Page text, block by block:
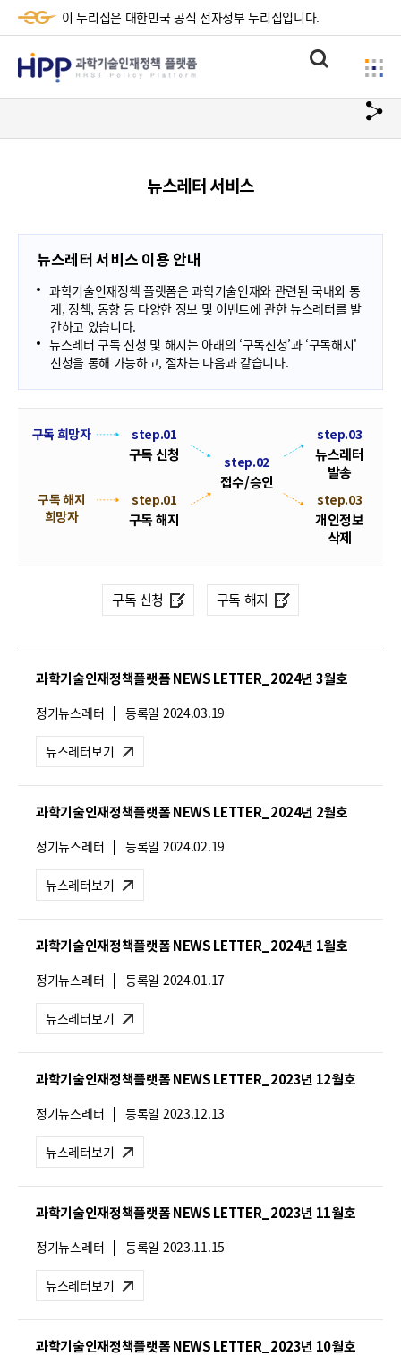
이 누리집은 대한민국 공식 전자정부 누리집입니다.
HPP
과
정
플
폼
HRST
Platform
통
합
색
사
이
메
url
복
뉴스레터 서비스
뉴스레터 서비스 이용 안내
과학기술인재정책 플랫폼은 과학기술인재와 관련된 국내외 통
계, 정책, 동향 등 다양한 정보 및 이벤트에 관한 뉴스레터를 발
간하고 있습니다.
뉴스레터 구독 신청 및 해지는 아래의 ‘구독신청’과 ‘구독해지'
신청을 통해 가능하고, 절차는 다음과 같습니다.
뉴
터
신
절
차
구독 희망자 step.01
구독 신청 step.02
접수/승인
step.03
뉴스레터
발송
구독 해지
희망자
step.01
구독 해지
.
0
2
인
step.03
개인정보
삭제
구독 신청 구독 해지
과학기술인재정책플랫폼 NEWS LETTER_2024년 3월호
뉴
레
터
유
형
:
정기뉴스레터 등록일 2024.03.19
뉴스레터보기
과학기술인재정책플랫폼 NEWS LETTER_2024년 2월호
뉴
레
터
유
형
:
정기뉴스레터 등록일 2024.02.19
뉴스레터보기
과학기술인재정책플랫폼 NEWS LETTER_2024년 1월호
뉴
레
터
유
형
:
정기뉴스레터 등록일 2024.01.17
뉴스레터보기
과학기술인재정책플랫폼 NEWS LETTER_2023년 12월호
뉴
레
터
유
형
:
정기뉴스레터 등록일 2023.12.13
뉴스레터보기
과학기술인재정책플랫폼 NEWS LETTER_2023년 11월호
뉴
레
터
유
형
:
정기뉴스레터 등록일 2023.11.15
뉴스레터보기
과학기술인재정책플랫폼 NEWS LETTER_2023년 10월호